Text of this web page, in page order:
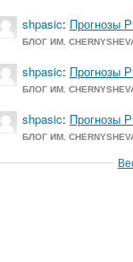
shpasic: Прогнозы
БЛОГ ИМ.
shpasic: Прогнозы
БЛОГ ИМ.
shpasic: Прогнозы
БЛОГ ИМ.